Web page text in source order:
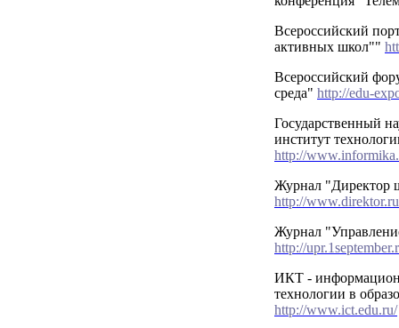
Всероссийский
активных школ""
Всероссийский
среда" http://edu-
Государственный
институт
http://
Журнал "Директор
http://
Журнал
http://
ИКТ -
технологии в
http://www.ict.edu.ru/